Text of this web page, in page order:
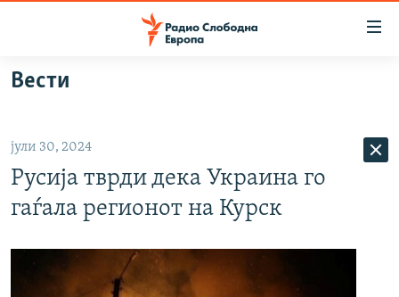
Оди
на
Оди
на
главната
навигација
на
пребарување
ВИЗУЕЛНО
ВЕСТИ
ШТО ТРЕБА ДА ЗНАЕТЕ
ПРИЈАВИ СЕ ЗА ЊУЗЛЕТЕР
ПОДКАСТ ЗОШТО?
Вести
јули 30, 2024
Русија тврди дека Украина го
гаѓала регионот на Курск